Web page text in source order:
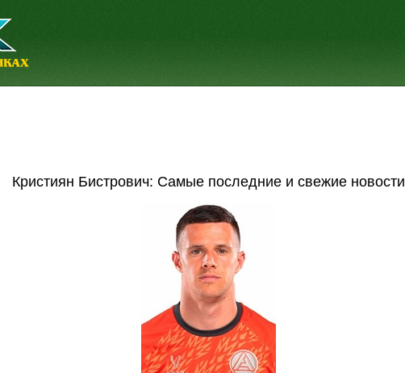
Кристиян Бистрович: Самые последние и свежие новости